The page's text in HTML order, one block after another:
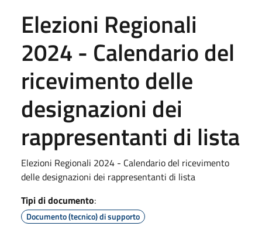
Elezioni Regionali
2024 - Calendario del
ricevimento delle
designazioni dei
rappresentanti di lista
Elezioni Regionali 2024 - Calendario del ricevimento
delle designazioni dei rappresentanti di lista
Tipi di documento:
Documento (tecnico) di supporto